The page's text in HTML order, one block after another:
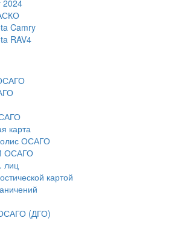
2024
Camry
RAV4
карта
ОСАГО
ОСАГО
лиц
картой
(ДГО)